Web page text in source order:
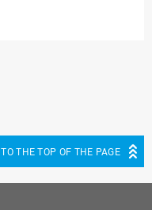
TO THE TOP OF THE PAGE